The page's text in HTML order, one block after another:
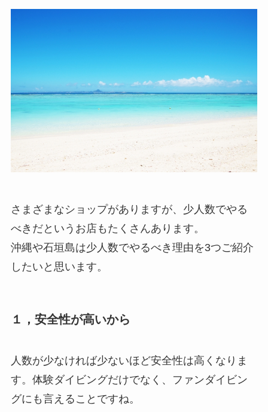
さまざまなショップがありますが、少人数でやる
べきだというお店もたくさんあります。
沖縄や石垣島は少人数でやるべき理由を3つご紹介
したいと思います。
１，安全性が高いから
人数が少なければ少ないほど安全性は高くなりま
す。体験ダイビングだけでなく、ファンダイビン
グにも言えることですね。